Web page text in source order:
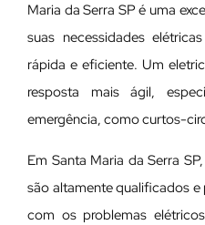
Maria da Serra SP é uma
suas necessidades
rápida e eficiente. Um
resposta mais ágil,
emergência, como curtos-
Em Santa Maria da Serra
são altamente qualificados
com os problemas